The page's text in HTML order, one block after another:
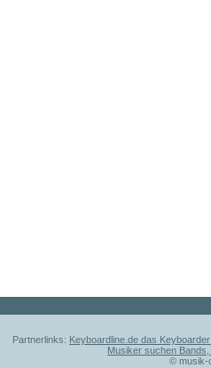
Partnerlinks: Keyboardline.de das
Musiker suchen
© musik-